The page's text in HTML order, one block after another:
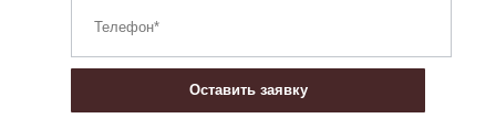
Оставить заявку